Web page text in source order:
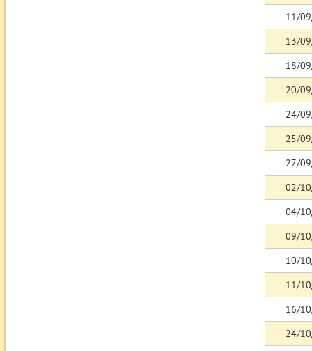
11/
13/
18/
20/
24/
25/
27/
02/
04/
09/
10/
11/
16/
24/